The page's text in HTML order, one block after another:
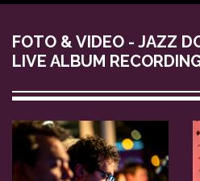
FOTO & VIDEO - JAZZ
LIVE ALBUM